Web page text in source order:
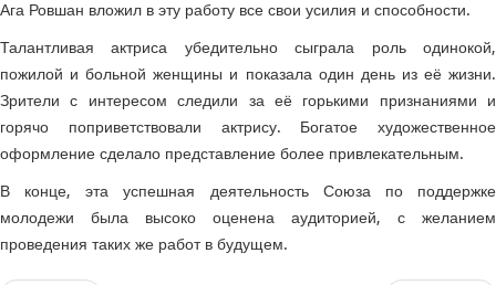
Ага Ровшан вложил в эту работу все свои усилия и способности.
Талантливая актриса убедительно сыграла роль одинокой,
пожилой и больной женщины и показала один день из её жизни.
Зрители с интересом следили за её горькими признаниями и
горячо поприветствовали актрису. Богатое художественное
оформление сделало представление более привлекательным.
В конце, эта успешная деятельность Союза по поддержке
молодежи была высоко оценена аудиторией, с желанием
проведения таких же работ в будущем.